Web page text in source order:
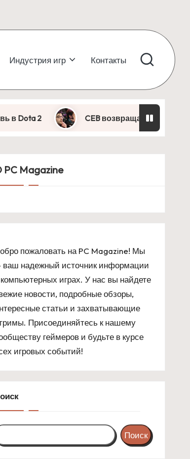
Индустрия игр Контакты
CEB возвращается в Dota 2:
PC Magazine
пожаловать на PC Magazine! Мы
ваш надежный источник информации
играх. У нас вы найдете
новости, подробные обзоры,
статьи и захватывающие
Присоединяйтесь к нашему
геймеров и будьте в курсе
игровых событий!
Поиск